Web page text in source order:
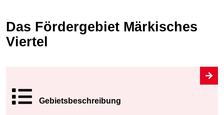
Das Fördergebiet Märkisches
Viertel
Gebiets­beschreibung